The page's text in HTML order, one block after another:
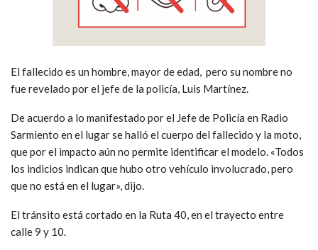
El fallecido es un hombre, mayor de edad, pero su nombre no
fue revelado por el jefe de la policía, Luis Martínez.
De acuerdo a lo manifestado por el Jefe de Policía en Radio
Sarmiento en el lugar se halló el cuerpo del fallecido y la moto,
que por el impacto aún no permite identificar el modelo. «Todos
los indicios indican que hubo otro vehículo involucrado, pero
que no está en el lugar», dijo.
El tránsito está cortado en la Ruta 40, en el trayecto entre
calle 9 y 10.